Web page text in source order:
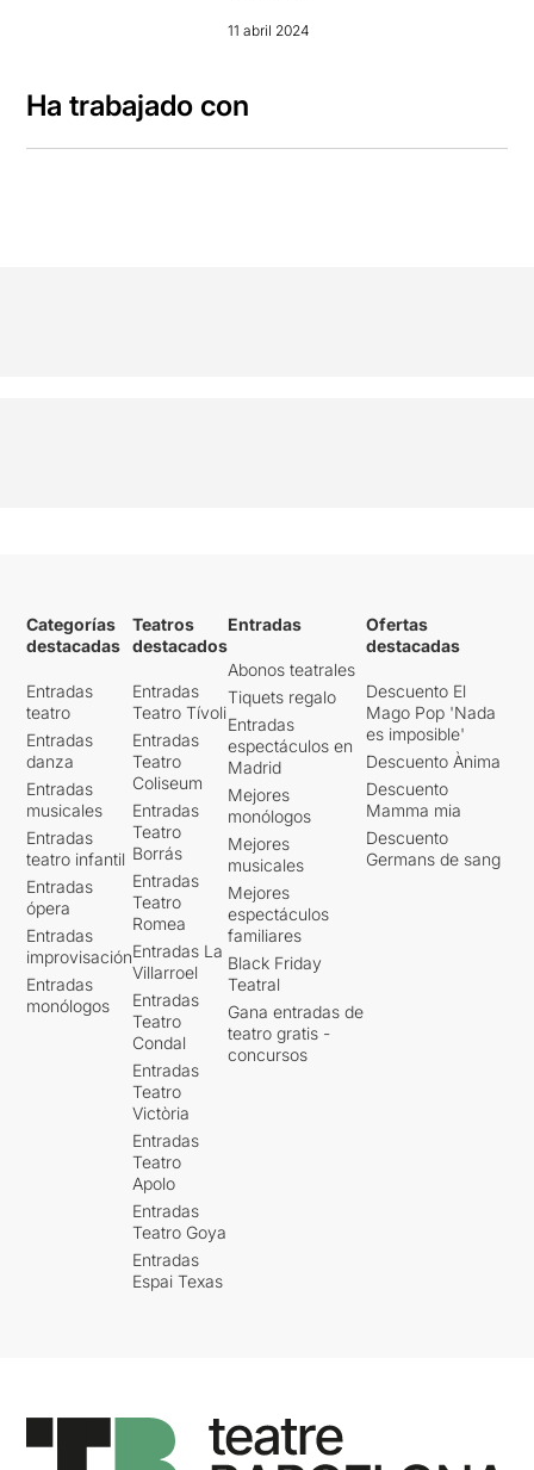
11 abril 2024
Ha trabajado con
Categorías
destacadas
Entradas
teatro
Entradas
danza
Entradas
musicales
Entradas
teatro infantil
Entradas
ópera
Entradas
improvisación
Entradas
monólogos
Teatros
destacados
Entradas
Teatro Tívoli
Entradas
Teatro
Coliseum
Entradas
Teatro
Borrás
Entradas
Teatro
Romea
Entradas La
Villarroel
Entradas
Teatro
Condal
Entradas
Teatro
Victòria
Entradas
Teatro
Apolo
Entradas
Teatro Goya
Entradas
Espai Texas
Entradas
Abonos teatrales
Tiquets regalo
Entradas
espectáculos en
Madrid
Mejores
monólogos
Mejores
musicales
Mejores
espectáculos
familiares
Black Friday
Teatral
Gana entradas de
teatro gratis -
concursos
Ofertas
destacadas
Descuento El
Mago Pop 'Nada
es imposible'
Descuento Ànima
Descuento
Mamma mia
Descuento
Germans de sang